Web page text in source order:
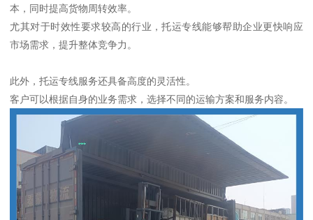
本，同时提高货物周转效率。
尤其对于时效性要求较高的行业，托运专线能够帮助企业更快响应
市场需求，提升整体竞争力。
此外，托运专线服务还具备高度的灵活性。
客户可以根据自身的业务需求，选择不同的运输方案和服务内容。